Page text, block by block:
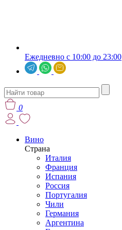
Ежедневно с 10:00 до 23:00
0
Вино
Страна
Италия
Франция
Испания
Россия
Португалия
Чили
Германия
Аргентина